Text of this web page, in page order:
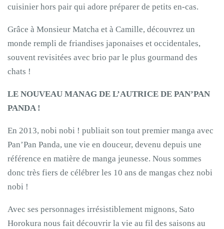
cuisinier hors pair qui adore préparer de petits en-cas.
Grâce à Monsieur Matcha et à Camille, découvrez un
monde rempli de friandises japonaises et occidentales,
souvent revisitées avec brio par le plus gourmand des
chats !
LE NOUVEAU MANAG DE L’AUTRICE DE PAN’PAN
PANDA !
En 2013, nobi nobi ! publiait son tout premier manga avec
Pan’Pan Panda, une vie en douceur, devenu depuis une
référence en matière de manga jeunesse. Nous sommes
donc très fiers de célébrer les 10 ans de mangas chez nobi
nobi !
Avec ses personnages irrésistiblement mignons, Sato
Horokura nous fait découvrir la vie au fil des saisons au